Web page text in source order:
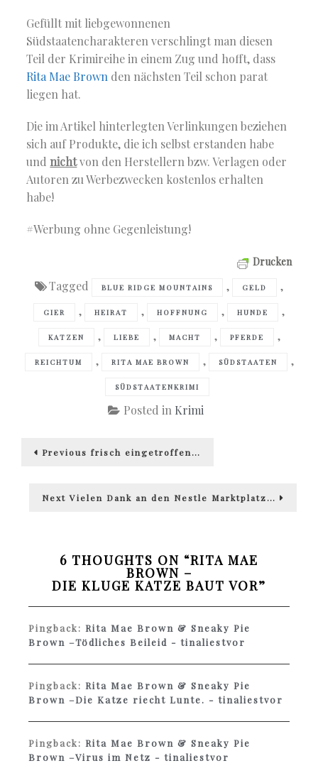
Gefüllt mit liebgewonnenen
Südstaatencharakteren verschlingt man diesen
Teil der Krimireihe in einem Zug und hofft, dass
Rita Mae Brown den nächsten Teil schon parat
liegen hat.
Die im Artikel hinterlegten Verlinkungen beziehen
sich auf Produkte, die ich selbst erstanden habe
undnichtvon den Herstellern bzw. Verlagen oder
Autoren zu Werbezwecken kostenlos erhalten
habe!
#Werbung ohne Gegenleistung!
Drucken
Tagged BLUE RIDGE MOUNTAINS , GELD ,
GIER , HEIRAT , HOFFNUNG , HUNDE ,
KATZEN , LIEBE , MACHT , PFERDE ,
REICHTUM , RITA MAE BROWN , SÜDSTAATEN ,
SÜDSTAATENKRIMI
Posted in Krimi
Beitragsnavigation
Previous Previous
frisch eingetroffen…
Next Next
Vielen Dank an den Nestle Marktplatz…
6 THOUGHTS ON “RITA MAE
BROWN –
DIE KLUGE KATZE BAUT VOR”
Pingback:Rita Mae Brown & Sneaky Pie
Brown –Tödliches Beileid - tinaliestvor
Pingback:Rita Mae Brown & Sneaky Pie
Brown –Die Katze riecht Lunte. - tinaliestvor
Pingback:Rita Mae Brown & Sneaky Pie
Brown –Virus im Netz - tinaliestvor